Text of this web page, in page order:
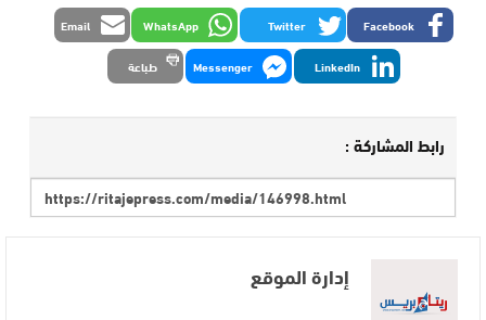
Facebook
Twitter
WhatsApp
Email
LinkedIn
Messenger طباعة
رابط المشاركة :
إدارة الموقع